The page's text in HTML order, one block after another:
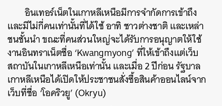
อินเทอร์เน็ตในเกาหลีเหนือมีการจำกัดการเข้าถึง
และมีไม่กี่คนเท่านั้นที่ได้ใช้ อาทิ ชาวต่างชาติ และเหล่า
ชนชั้นนำ ขณะที่คนส่วนใหญ่จะได้รับการอนุญาตให้ใช้
งานอินทราเน็ตชื่อ ‘Kwangmyong’ ที่ให้เข้าถึงแต่เว็บ
สถาบันในเกาหลีเหนือเท่านั้น และเมื่อ 2 ปีก่อน รัฐบาล
เกาหลีเหนือได้เปิดให้ประชาชนสั่งซื้อสินค้าออนไลน์จาก
เว็บที่ชื่อ ‘โอคริวยู’ (Okryu)